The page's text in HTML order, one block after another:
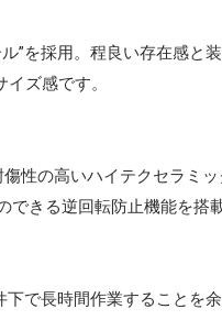
”を採用。程良い存在感と
ズ感です。
性の高いハイテクセラミ
きる逆回転防止機能を搭
で長時間作業することを